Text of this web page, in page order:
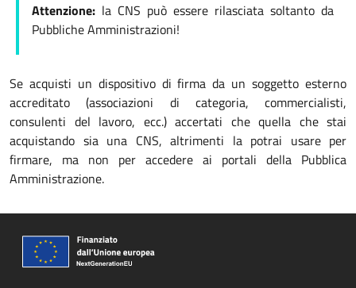
Attenzione: la CNS può essere rilasciata soltanto da
Pubbliche Amministrazioni!
Se acquisti un dispositivo di firma da un soggetto esterno
accreditato (associazioni di categoria, commercialisti,
consulenti del lavoro, ecc.) accertati che quella che stai
acquistando sia una CNS, altrimenti la potrai usare per
firmare, ma non per accedere ai portali della Pubblica
Amministrazione.